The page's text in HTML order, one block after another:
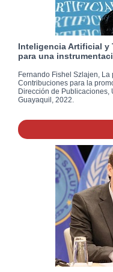
Inteligencia Artificial y
para una
Fernando Fishel Szlajen,
Contribuciones para la
Dirección de
Guayaquil, 2022.